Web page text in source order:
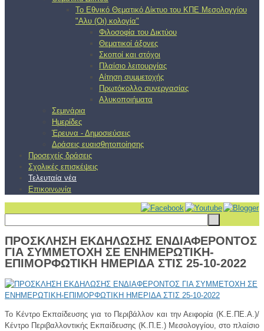
Το Εθνικό Θεματικό Δίκτυο του ΚΠΕ Μεσολογγίου
"Αλυ (Oι) κολογία"
Φιλοσοφία του Δικτύου
Θεματικοί άξονες
Σκοποί και στόχοι
Πλαίσιο λειτουργίας
Αίτηση συμμετοχής
Πρωτόκολλο συνεργασίας
Αλυκοποιήματα
Σεμινάρια
Ημερίδες
Έρευνα - Δημοσιεύσεις
Δράσεις ευαισθητοποίησης
Προσεχείς δράσεις
Σχολικές επισκέψεις
Τελευταία νέα
Επικοινωνία
ΠΡΟΣΚΛΗΣΗ ΕΚΔΗΛΩΣΗΣ ΕΝΔΙΑΦΕΡΟΝΤΟΣ
ΓΙΑ ΣΥΜΜΕΤΟΧΗ ΣΕ ΕΝΗΜΕΡΩΤΙΚΗ-
ΕΠΙΜΟΡΦΩΤΙΚΗ ΗΜΕΡΙΔΑ ΣΤΙΣ 25-10-2022
Το Κέντρο Εκπαίδευσης για το Περιβάλλον και την Αειφορία (Κ.Ε.ΠΕ.Α.)/
Κέντρο Περιβαλλοντικής Εκπαίδευσης (Κ.Π.Ε.) Μεσολογγίου, στο πλαίσιο